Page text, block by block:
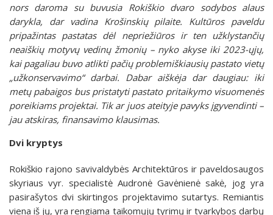
nors daroma su buvusia Rokiškio dvaro sodybos alaus
darykla, dar vadina Krošinskių pilaite. Kultūros paveldu
pripažintas pastatas dėl nepriežiūros ir ten užklystančių
neaiškių motyvų vedinų žmonių – nyko akyse iki 2023-ųjų,
kai pagaliau buvo atlikti pačių problemiškiausių pastato vietų
„užkonservavimo“ darbai. Dabar aiškėja dar daugiau: iki
metų pabaigos bus pristatyti pastato pritaikymo visuomenės
poreikiams projektai. Tik ar juos ateityje pavyks įgyvendinti –
jau atskiras, finansavimo klausimas.
Dvi kryptys
Rokiškio rajono savivaldybės Architektūros ir paveldosaugos
skyriaus vyr. specialistė Audronė Gavėnienė sakė, jog yra
pasirašytos dvi skirtingos projektavimo sutartys. Remiantis
viena iš jų, yra rengiama taikomųjų tyrimų ir tvarkybos darbų